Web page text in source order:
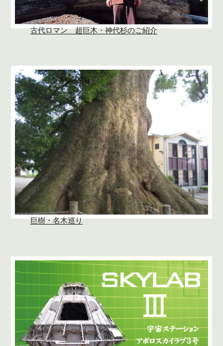
古代ロマン 超巨木・神代杉のご紹介
巨樹・名木巡り